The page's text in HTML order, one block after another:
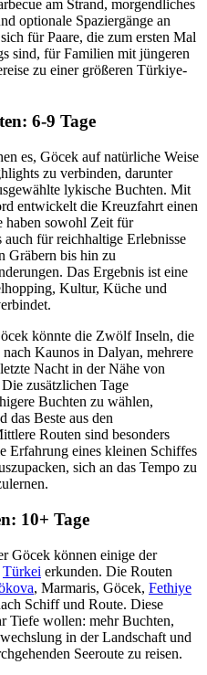
am Strand, morgendliches
optionale Spaziergänge an
für Paare, die zum ersten Mal
sind, für Familien mit jüngeren
zu einer größeren Türkiye-
6-9 Tage
es, Göcek auf natürliche Weise
zu verbinden, darunter
lykische Buchten. Mit
entwickelt die Kreuzfahrt einen
haben sowohl Zeit für
für reichhaltige Erlebnisse
Gräbern bis hin zu
Das Ergebnis ist eine
Kultur, Küche und
könnte die Zwölf Inseln, die
Kaunos in Dalyan, mehrere
Nacht in der Nähe von
zusätzlichen Tage
Buchten zu wählen,
das Beste aus den
Routen sind besonders
Erfahrung eines kleinen Schiffes
sich an das Tempo zu
10+ Tage
Göcek können einige der
Türkei erkunden. Die Routen
, Marmaris, Göcek, Fethiye
Schiff und Route. Diese
Tiefe wollen: mehr Buchten,
in der Landschaft und
Seeroute zu reisen.